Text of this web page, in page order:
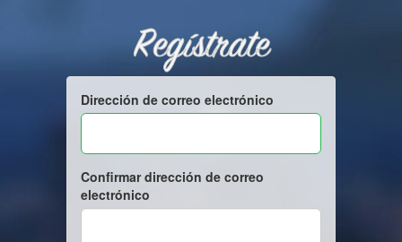
Regístrate
Dirección de correo electrónico
Confirmar dirección de correo
electrónico